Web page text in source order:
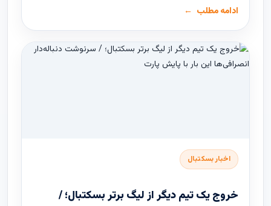
ادامه مطلب
اخبار بسکتبال
خروج یک تیم دیگر از لیگ برتر بسکتبال؛ /